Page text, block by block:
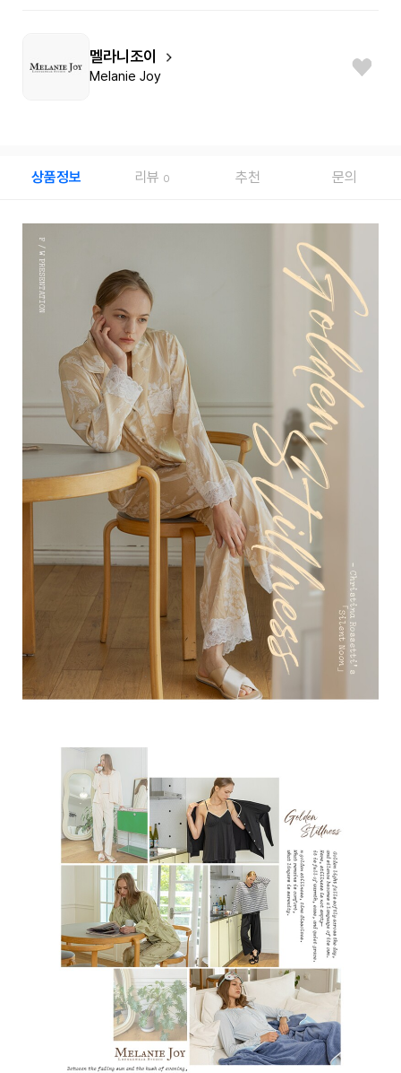
멜라니조이
Melanie Joy
상품정보 리뷰 0 추천 문의